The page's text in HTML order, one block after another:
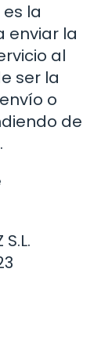
la
enviar la
al
ser la
o
de
S.L.